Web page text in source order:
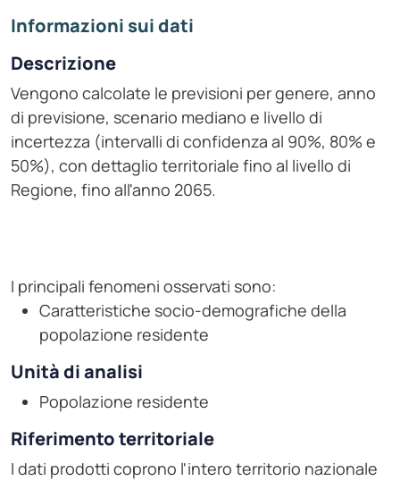
Informazioni sui dati
Descrizione
Vengono calcolate le previsioni per genere, anno
di previsione, scenario mediano e livello di
incertezza (intervalli di confidenza al 90%, 80% e
50%), con dettaglio territoriale fino al livello di
Regione, fino all'anno 2065.
I principali fenomeni osservati sono:
Caratteristiche socio-demografiche della
popolazione residente
Unità di analisi
Popolazione residente
Riferimento territoriale
I dati prodotti coprono l'intero territorio nazionale